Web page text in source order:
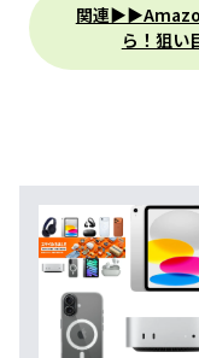
関連
ら！狙い